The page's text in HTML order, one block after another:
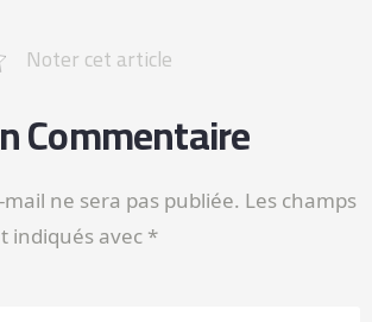
Noter cet article
Commentaire
ne sera pas publiée. Les champs
indiqués avec *